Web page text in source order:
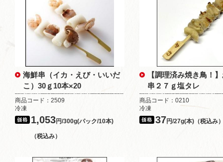
海鮮串（イカ・えび・いいだ
こ）30ｇ10本×20
商品コード：2509
冷凍
1,053円/300g(パック/10本)
（税込み）
【調理済み焼き鳥！
串２７ｇ塩タレ
商品コード：0210
冷凍
37円/27g(本)（税込み